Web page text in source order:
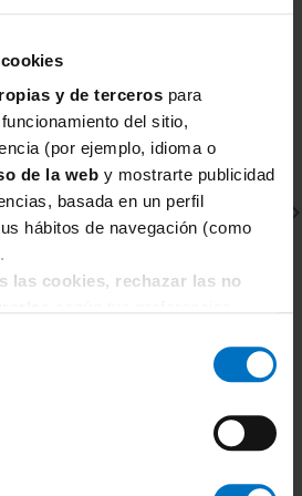
y de terceros para
del sitio,
(por ejemplo, idioma o
de la web y mostrarte publicidad
basada en un perfil
hábitos de navegación (como
las cookies, rechazar las no
San Antonio?
con la
tonos que recojan
para un look
el top bikini
San Antonio en
especializadas en
cada prenda
adaptación a diferentes
Braga Alta Freya Swim San